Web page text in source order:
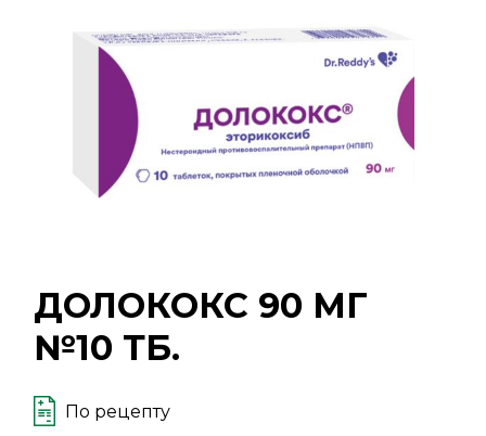
ДОЛОКОКС 90 МГ
№10 ТБ.
По рецепту